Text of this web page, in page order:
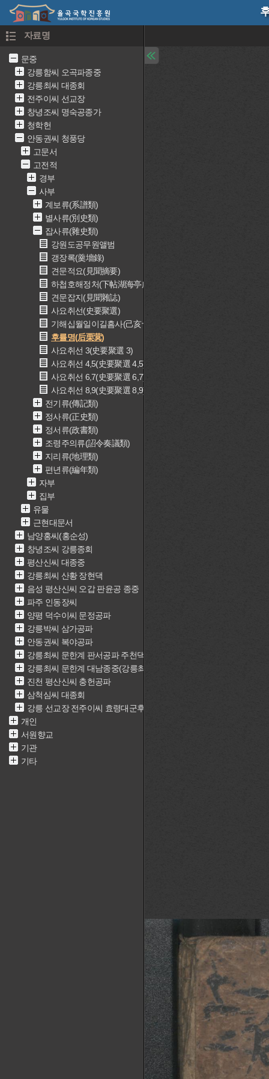
자료명
문중
강릉함씨 오곡파종중
강릉최씨 대종회
전주이씨 선교장
창녕조씨 명숙공종가
청학헌
안동권씨 청풍당
고문서
고전적
경부
사부
계보류(系譜類)
별사류(別史類)
잡사류(雜史類)
강원도공무원앨범
갱장록(羹墻錄)
견문적요(見聞摘要)
하첩호해정처(下帖湖海亭處)
견문잡지(見聞雜誌)
사요취선(史要聚選)
기해십월일이길흠사(己亥十月日以佶欽事)
후률명(后栗蓂)
사요취선 3(史要聚選 3)
사요취선 4,5(史要聚選 4,5)
사요취선 6,7(史要聚選 6,7)
사요취선 8,9(史要聚選 8,9)
전기류(傳記類)
정사류(正史類)
정서류(政書類)
조령주의류(詔令奏議類)
지리류(地理類)
편년류(編年類)
자부
집부
유물
근현대문서
남양홍씨(홍순성)
창녕조씨 강릉종회
평산신씨 대종중
강릉최씨 산황 장현댁
음성 평산신씨 오갑 판윤공 종중
파주 인동장씨
양평 덕수이씨 문정공파
강릉박씨 삼가공파
안동권씨 복야공파
강릉최씨 문한계 판서공파 주천댁(최근중)
강릉최씨 문한계 대남종중(강릉최씨 문한계 재실)
진천 평산신씨 충헌공파
삼척심씨 대종회
강릉 선교장 전주이씨 효령대군후손가
개인
서원향교
기관
기타